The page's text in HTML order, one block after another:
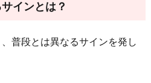
インとは？
普段とは異なるサインを発し